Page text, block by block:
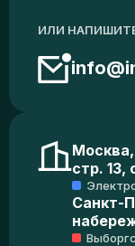
ИЛИ
стр. 13,
Санкт-